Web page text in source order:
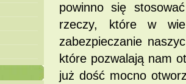
powinno się
rzeczy, które w
zabezpieczanie
które pozwalają nam
już dość mocno